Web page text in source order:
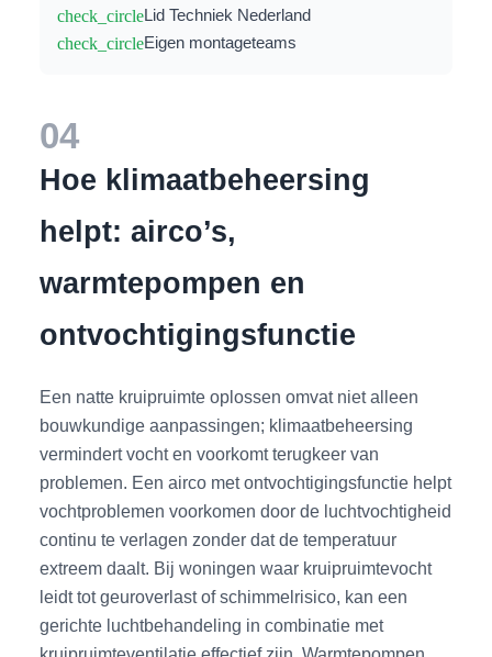
check_circleLid Techniek Nederland
check_circleEigen montageteams
04
Hoe klimaatbeheersing
helpt: airco’s,
warmtepompen en
ontvochtigingsfunctie
Een natte kruipruimte oplossen omvat niet alleen
bouwkundige aanpassingen; klimaatbeheersing
vermindert vocht en voorkomt terugkeer van
problemen. Een airco met ontvochtigingsfunctie helpt
vochtproblemen voorkomen door de luchtvochtigheid
continu te verlagen zonder dat de temperatuur
extreem daalt. Bij woningen waar kruipruimtevocht
leidt tot geuroverlast of schimmelrisico, kan een
gerichte luchtbehandeling in combinatie met